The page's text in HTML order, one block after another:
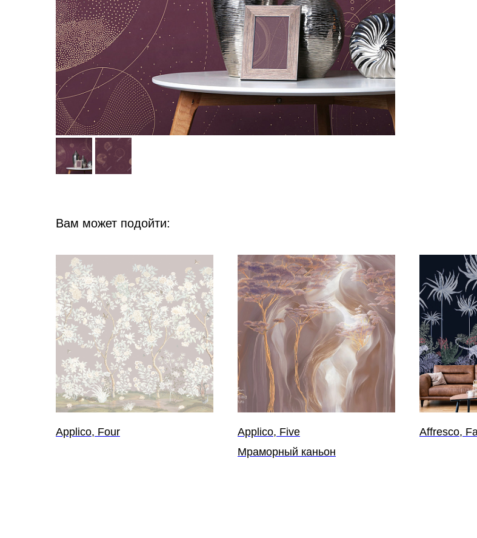
Вам может подойти:
Applico, Four
Applico, Five
Мраморный каньон
Affresco,